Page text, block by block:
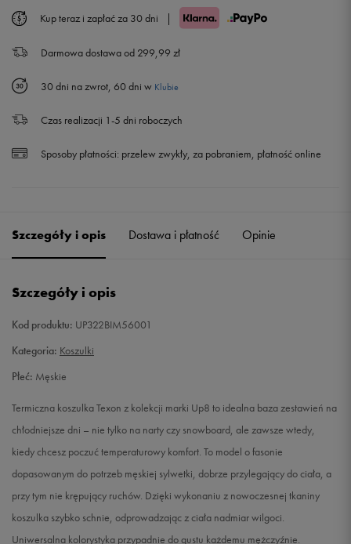
L/XL Powiadom o dostępności
Kup teraz i zapłać za 30 dni |
Darmowa dostawa od 299,99 zł
30 dni na zwrot, 60 dni w Klubie
Czas realizacji 1-5 dni roboczych
Sposoby płatności: przelew zwykły, za pobraniem, płatność online
Szczegóły i opis Dostawa i płatność Opinie
Szczegóły i opis
Kod produktu: UP322BIM56001
Kategoria: Koszulki
Płeć: Męskie
Termiczna koszulka Texon z kolekcji marki Up8 to idealna baza zestawień na
chłodniejsze dni – nie tylko na narty czy snowboard, ale zawsze wtedy,
kiedy chcesz poczuć temperaturowy komfort. To model o fasonie
dopasowanym do potrzeb męskiej sylwetki, dobrze przylegający do ciała, a
przy tym nie krępujący ruchów. Dzięki wykonaniu z nowoczesnej tkaniny
koszulka szybko schnie, odprowadzając z ciała nadmiar wilgoci.
Uniwersalna kolorystyka przypadnie do gustu każdemu mężczyźnie.